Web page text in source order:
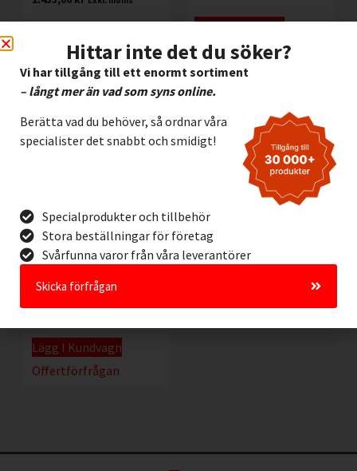
Offertförfrågan
Lägg I Kundvagn
Offertförfrågan
045582
140,00kr Exkl. moms
Lägg I Kundvagn
Offertförfrågan
Hittar inte det du söker?
Vi har tillgång till ett enormt sortiment
– långt mer än vad som syns online.
Berätta vad du behöver, så ordnar våra
specialister det snabbt och smidigt!
Specialprodukter och tillbehör
Stora beställningar för företag
Svårfunna varor från våra leverantörer
Skicka förfrågan